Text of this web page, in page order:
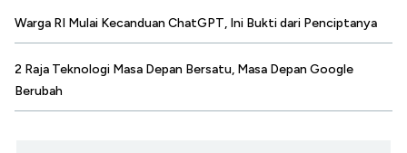
Warga RI Mulai Kecanduan ChatGPT, Ini Bukti dari Penciptanya
2 Raja Teknologi Masa Depan Bersatu, Masa Depan Google
Berubah